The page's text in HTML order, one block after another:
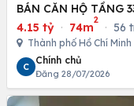
BÁN CĂN HỘ TẦNG
4.15 tỷ · 74m
2
· 56
Thành phố Hồ Chí Minh
C
Chính chủ
Đăng 28/07/2026